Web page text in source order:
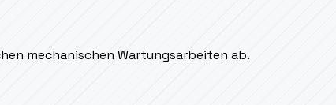
mechanischen Wartungsarbeiten ab.